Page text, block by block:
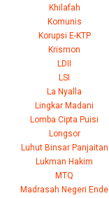
Khilafah
Komunis
Korupsi E-KTP
Krismon
LDII
LSI
La Nyalla
Lingkar Madani
Lomba Cipta Puisi
Longsor
Luhut Binsar Panjaitan
Lukman Hakim
MTQ
Madrasah Negeri Ende